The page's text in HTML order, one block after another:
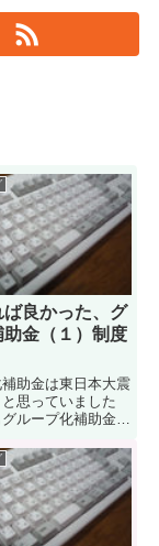
良かった、グ
金（１）制度
補助金は東日本大震
思っていました
ループ化補助金が
グループ化補助
ワードでの検索も
す。熊本で適用され
助金の詳細は確認